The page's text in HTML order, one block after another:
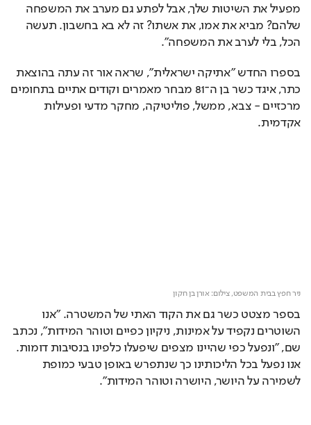
מפעיל את השיטות שלך, אבל לפתע גם מערב את המשפחה
שלהם? מביא את אמו, את אשתו? זה לא בא בחשבון. תעשה
הכל, בלי לערב את המשפחה".
בספרו החדש "אתיקה ישראלית", שראה אור זה עתה בהוצאת
כתר, איגד כשר בן ה־81 מבחר מאמרים וקודים אתיים בתחומים
מרכזיים - צבא, ממשל, פוליטיקה, מחקר מדעי ופעילות
אקדמית.
ניר חפץ בבית המשפט,צילום: אורן בן חקון
בספר מצטט כשר גם את הקוד האתי של המשטרה. "אנו
השוטרים נקפיד על אמינות, ניקיון כפיים וטוהר המידות", נכתב
שם, "ונפעל כפי שהיינו מצפים שיפעלו כלפינו בנסיבות דומות.
אנו נפעל בכל הליכותינו כך שנתפרש באופן טבעי כמופת
לשמירה על היושר, היושרה וטוהר המידות".